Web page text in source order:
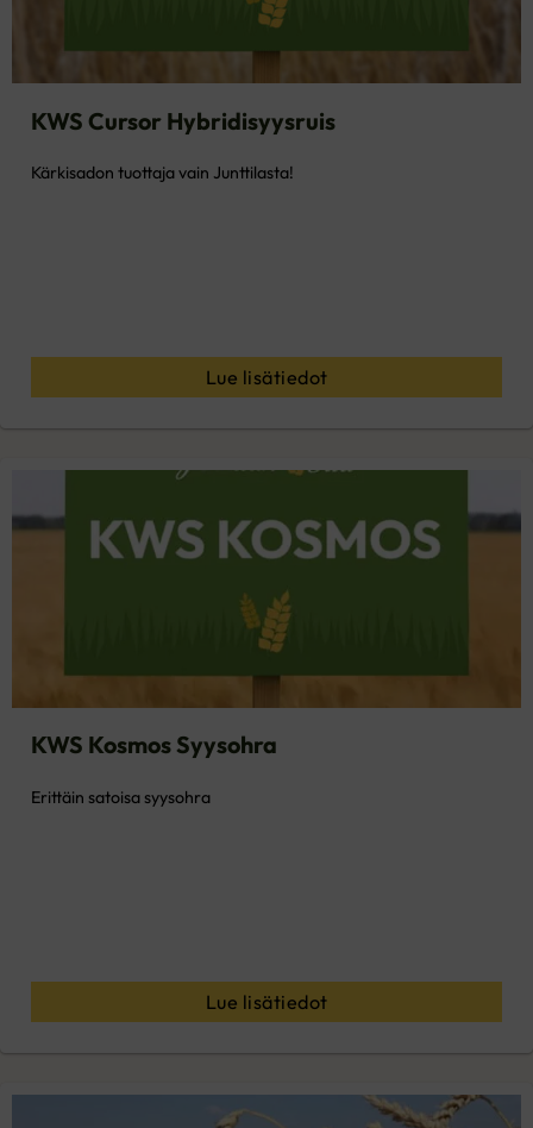
KWS Cursor Hybridisyysruis
Kärkisadon tuottaja vain Junttilasta!
Lue lisätiedot
KWS Kosmos Syysohra
Erittäin satoisa syysohra
Lue lisätiedot